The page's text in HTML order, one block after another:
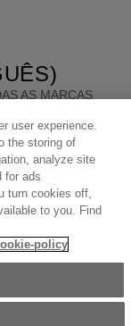
AS MARCAS
user experience.
the storing of
analyze site
for ads
turn cookies off,
to you. Find
policy